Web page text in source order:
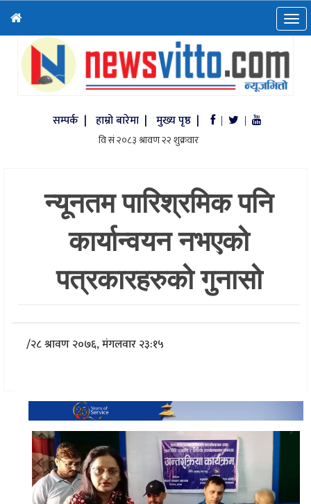
सम्पर्क | हाम्रो बारेमा | मुख्य पृष्ठ | | |
न्यूनतम पारिश्रमिक पनि
कार्यान्वयन नभएको
पत्रकारहरुको गुनासो
/२८ श्रावण २०७६, मंगलवार २३:१५